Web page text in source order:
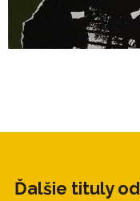
Ďalšie tituly od